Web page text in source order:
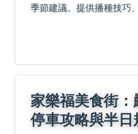
季節建議。提供播種技巧
家樂福美食街：
停車攻略與半